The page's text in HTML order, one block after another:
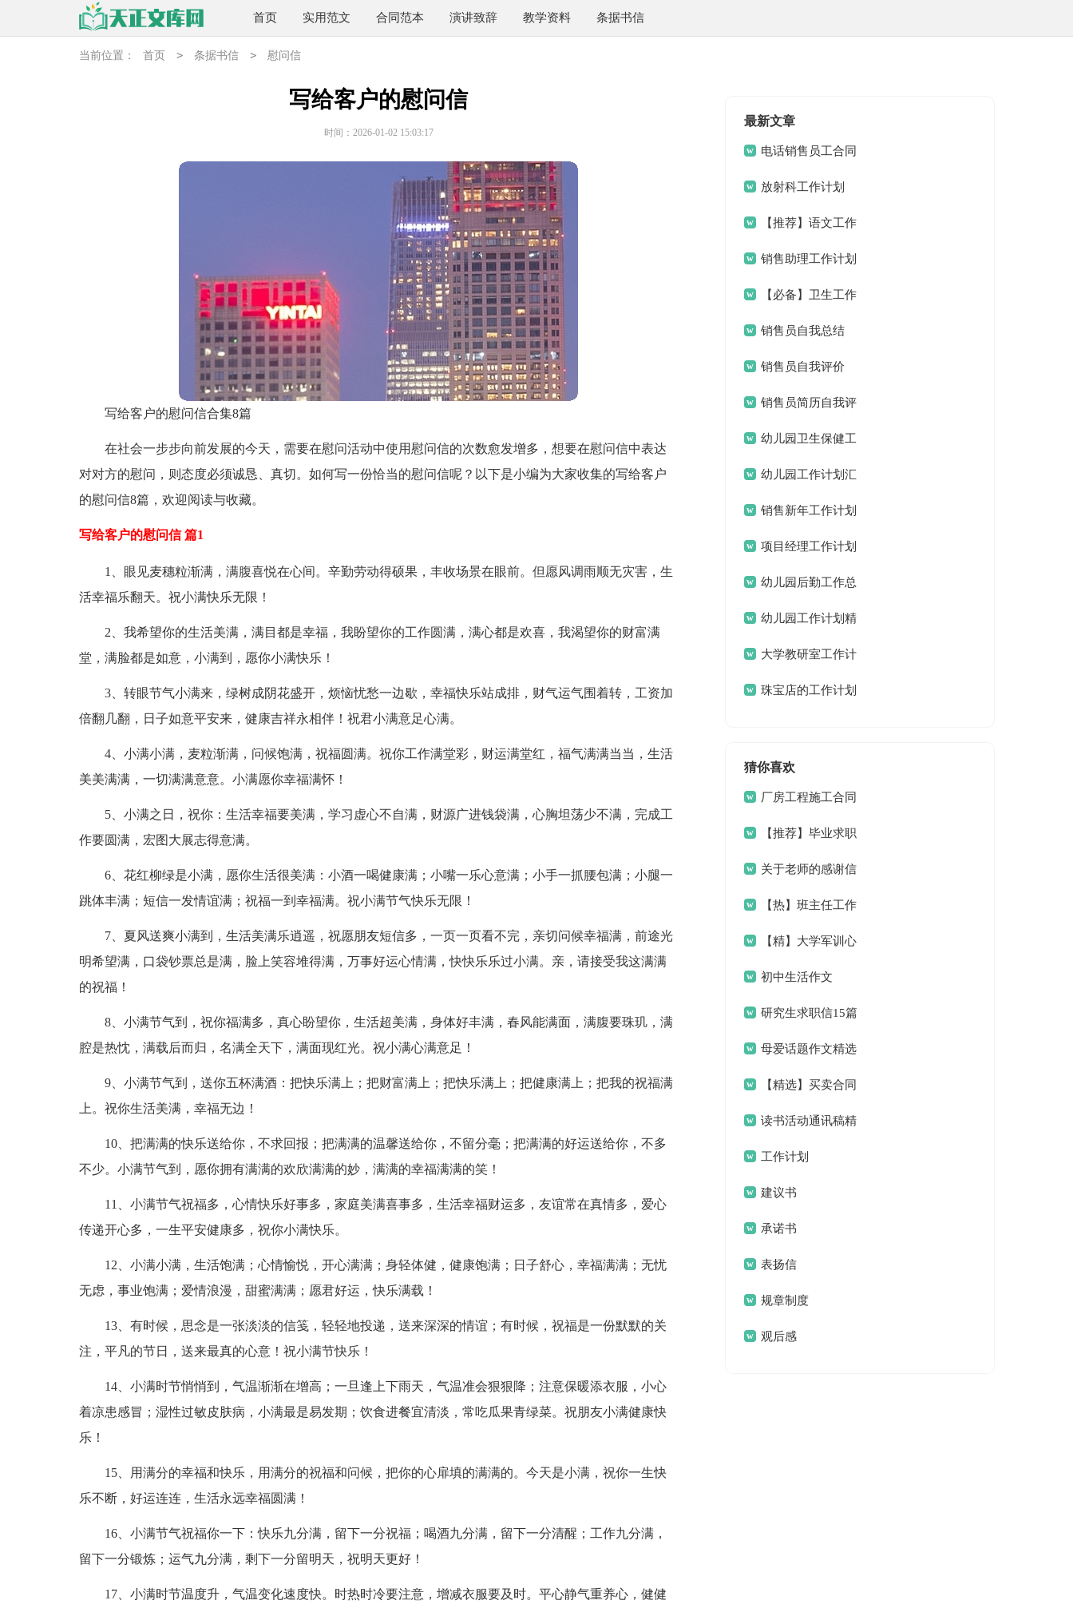
首页 实用范文 合同范本 演讲致辞 教学资料 条据书信
当前位置： 首页 > 条据书信 > 慰问信
写给客户的慰问信
时间：2026-01-02 15:03:17
写给客户的慰问信合集8篇
在社会一步步向前发展的今天，需要在慰问活动中使用慰问信的次数愈发增多，想要在慰问信中表达
对对方的慰问，则态度必须诚恳、真切。如何写一份恰当的慰问信呢？以下是小编为大家收集的写给客户
的慰问信8篇，欢迎阅读与收藏。
写给客户的慰问信 篇1
1、眼见麦穗粒渐满，满腹喜悦在心间。辛勤劳动得硕果，丰收场景在眼前。但愿风调雨顺无灾害，生
活幸福乐翻天。祝小满快乐无限！
2、我希望你的生活美满，满目都是幸福，我盼望你的工作圆满，满心都是欢喜，我渴望你的财富满
堂，满脸都是如意，小满到，愿你小满快乐！
3、转眼节气小满来，绿树成阴花盛开，烦恼忧愁一边歇，幸福快乐站成排，财气运气围着转，工资加
倍翻几翻，日子如意平安来，健康吉祥永相伴！祝君小满意足心满。
4、小满小满，麦粒渐满，问候饱满，祝福圆满。祝你工作满堂彩，财运满堂红，福气满满当当，生活
美美满满，一切满满意意。小满愿你幸福满怀！
5、小满之日，祝你：生活幸福要美满，学习虚心不自满，财源广进钱袋满，心胸坦荡少不满，完成工
作要圆满，宏图大展志得意满。
6、花红柳绿是小满，愿你生活很美满：小酒一喝健康满；小嘴一乐心意满；小手一抓腰包满；小腿一
跳体丰满；短信一发情谊满；祝福一到幸福满。祝小满节气快乐无限！
7、夏风送爽小满到，生活美满乐逍遥，祝愿朋友短信多，一页一页看不完，亲切问候幸福满，前途光
明希望满，口袋钞票总是满，脸上笑容堆得满，万事好运心情满，快快乐乐过小满。亲，请接受我这满满
的祝福！
8、小满节气到，祝你福满多，真心盼望你，生活超美满，身体好丰满，春风能满面，满腹要珠玑，满
腔是热忱，满载后而归，名满全天下，满面现红光。祝小满心满意足！
9、小满节气到，送你五杯满酒：把快乐满上；把财富满上；把快乐满上；把健康满上；把我的祝福满
上。祝你生活美满，幸福无边！
10、把满满的快乐送给你，不求回报；把满满的温馨送给你，不留分毫；把满满的好运送给你，不多
不少。小满节气到，愿你拥有满满的欢欣满满的妙，满满的幸福满满的笑！
11、小满节气祝福多，心情快乐好事多，家庭美满喜事多，生活幸福财运多，友谊常在真情多，爱心
传递开心多，一生平安健康多，祝你小满快乐。
12、小满小满，生活饱满；心情愉悦，开心满满；身轻体健，健康饱满；日子舒心，幸福满满；无忧
无虑，事业饱满；爱情浪漫，甜蜜满满；愿君好运，快乐满载！
13、有时候，思念是一张淡淡的信笺，轻轻地投递，送来深深的情谊；有时候，祝福是一份默默的关
注，平凡的节日，送来最真的心意！祝小满节快乐！
14、小满时节悄悄到，气温渐渐在增高；一旦逢上下雨天，气温准会狠狠降；注意保暖添衣服，小心
着凉患感冒；湿性过敏皮肤病，小满最是易发期；饮食进餐宜清淡，常吃瓜果青绿菜。祝朋友小满健康快
乐！
15、用满分的幸福和快乐，用满分的祝福和问候，把你的心扉填的满满的。今天是小满，祝你一生快
乐不断，好运连连，生活永远幸福圆满！
16、小满节气祝福你一下：快乐九分满，留下一分祝福；喝酒九分满，留下一分清醒；工作九分满，
留下一分锻炼；运气九分满，剩下一分留明天，祝明天更好！
17、小满时节温度升，气温变化速度快。时热时冷要注意，增减衣服要及时。平心静气重养心，健健
最新文章
电话销售员工合同
放射科工作计划
【推荐】语文工作
计划4篇
销售助理工作计划
(15篇)【必备】卫生工作
计划3篇
销售员自我总结
销售员自我评价
销售员简历自我评
价 幼儿园卫生保健工
作计划(15篇)
幼儿园工作计划汇
编15篇销售新年工作计划
项目经理工作计划
15篇幼儿园后勤工作总
结汇编15篇
幼儿园工作计划精
选15篇大学教研室工作计
划 珠宝店的工作计划
猜你喜欢
厂房工程施工合同
【推荐】毕业求职
信汇总六篇
关于老师的感谢信
模板合集7篇
【热】班主任工作
总结【精】大学军训心
得体会初中生活作文
研究生求职信15篇
母爱话题作文精选
15篇【精选】买卖合同
范文五篇
读书活动通讯稿精
选11篇工作计划
建议书
承诺书
表扬信
规章制度
观后感